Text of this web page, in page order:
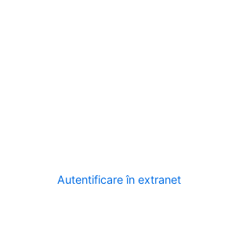
Autentificare în extranet